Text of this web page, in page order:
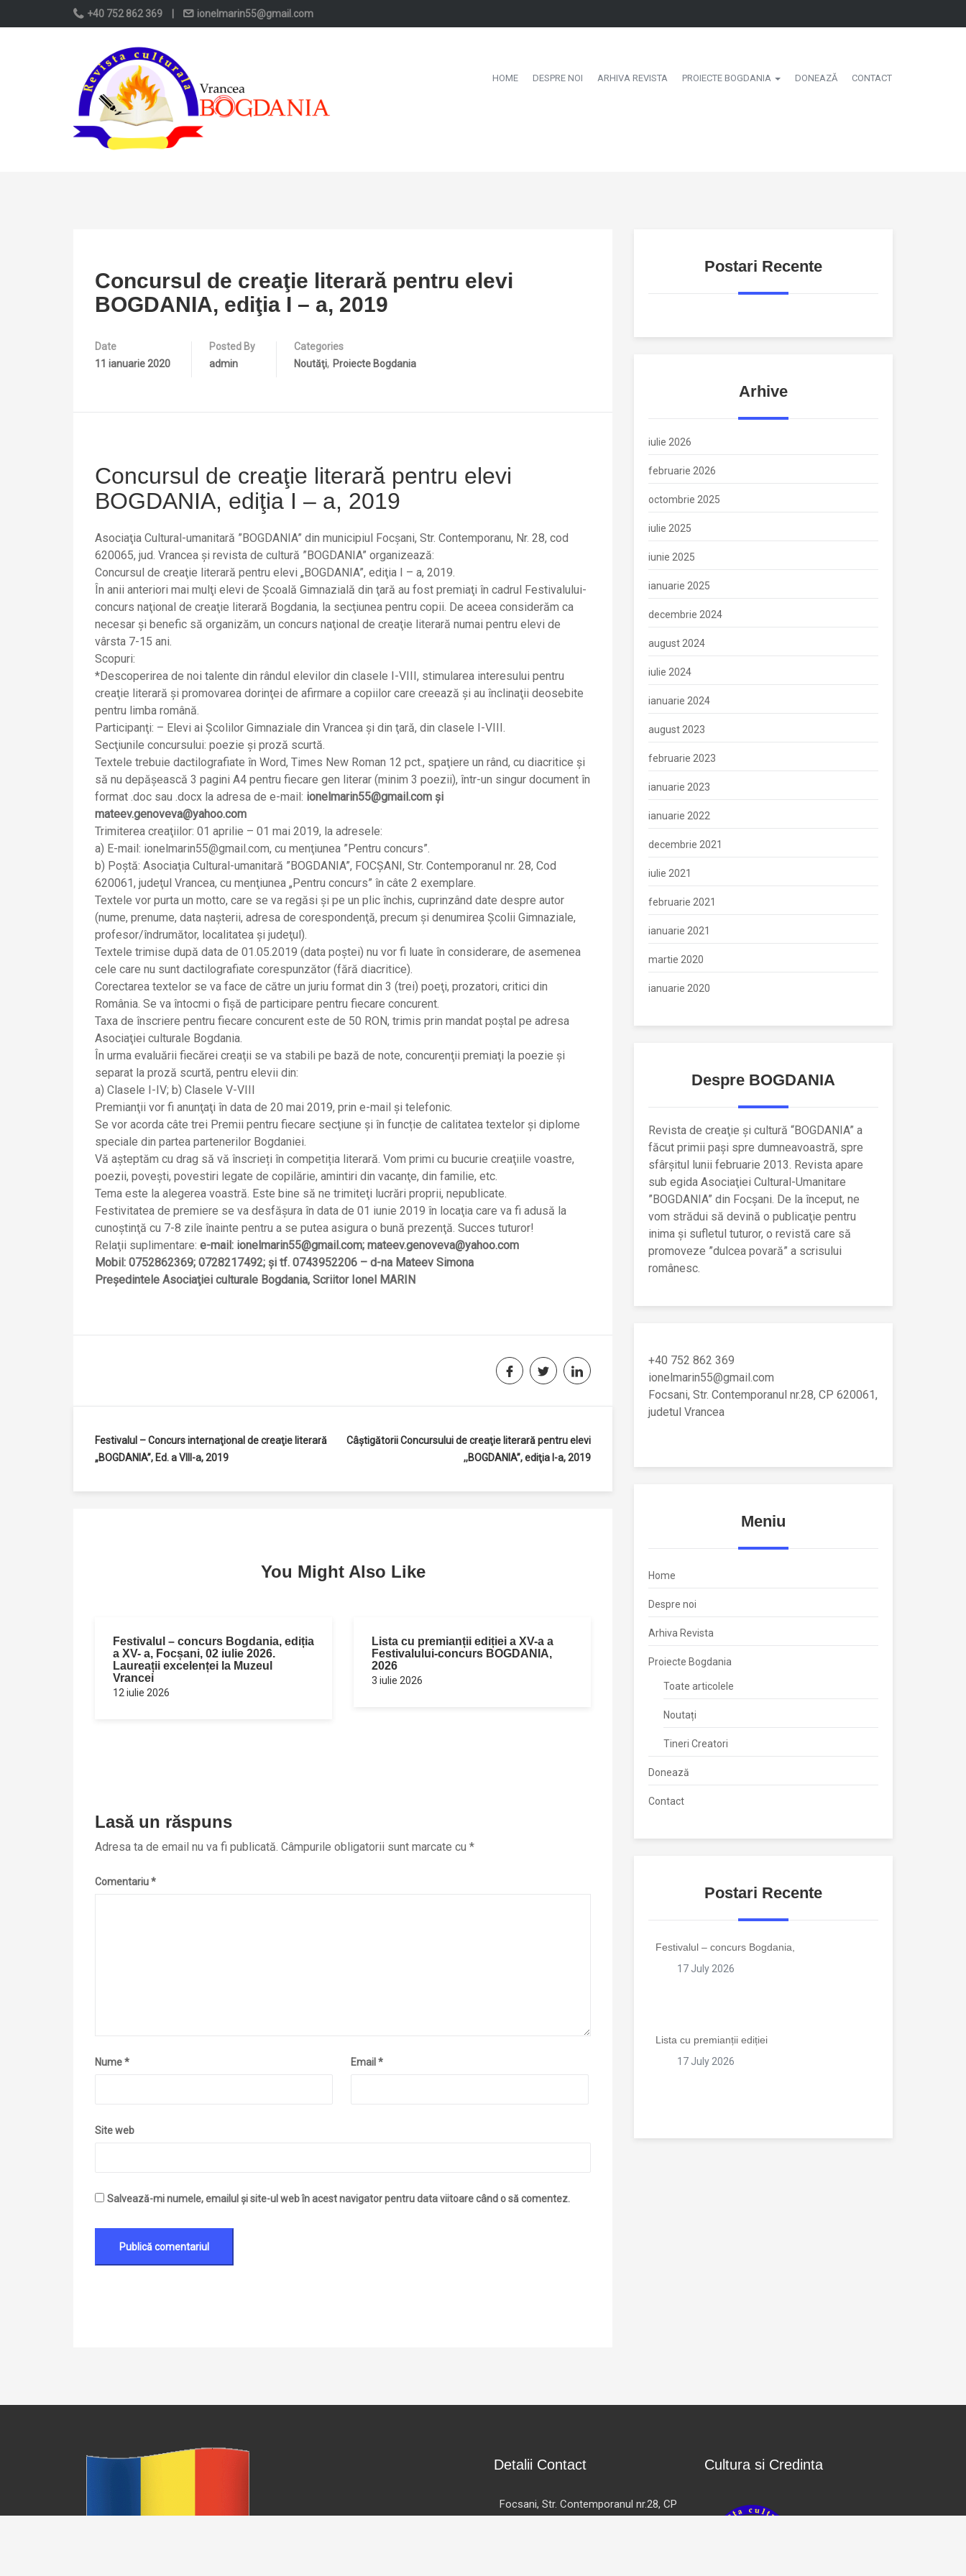
+40 752 862 369 ionelmarin55@gmail.com
HOME DESPRE NOI ARHIVA REVISTA PROIECTE BOGDANIA DONEAZĂ CONTACT
Concursul de creaţie literară pentru elevi
BOGDANIA, ediţia I – a, 2019
Date
11 ianuarie 2020
Posted By
admin
Categories
Noutăţi
Proiecte Bogdania
Concursul de creaţie literară pentru elevi
BOGDANIA, ediţia I – a, 2019
Asociaţia Cultural-umanitară ”BOGDANIA” din municipiul Focşani, Str. Contemporanu, Nr. 28, cod
620065, jud. Vrancea şi revista de cultură ”BOGDANIA” organizează:
Concursul de creaţie literară pentru elevi „BOGDANIA”, ediţia I – a, 2019.
În anii anteriori mai mulţi elevi de Şcoală Gimnazială din ţară au fost premiaţi în cadrul Festivalului-
concurs naţional de creaţie literară Bogdania, la secţiunea pentru copii. De aceea considerăm ca
necesar şi benefic să organizăm, un concurs naţional de creaţie literară numai pentru elevi de
vârsta 7-15 ani.
Scopuri:
*Descoperirea de noi talente din rândul elevilor din clasele I-VIII, stimularea interesului pentru
creaţie literară şi promovarea dorinţei de afirmare a copiilor care creează şi au înclinaţii deosebite
pentru limba română.
Participanţi: – Elevi ai Şcolilor Gimnaziale din Vrancea şi din ţară, din clasele I-VIII.
Secţiunile concursului: poezie şi proză scurtă.
Textele trebuie dactilografiate în Word, Times New Roman 12 pct., spaţiere un rând, cu diacritice şi
să nu depăşească 3 pagini A4 pentru fiecare gen literar (minim 3 poezii), într-un singur document în
format .doc sau .docx la adresa de e-mail: ionelmarin55@gmail.com şi
mateev.genoveva@yahoo.com
Trimiterea creaţiilor: 01 aprilie – 01 mai 2019, la adresele:
a) E-mail: ionelmarin55@gmail.com, cu menţiunea ”Pentru concurs”.
b) Poştă: Asociaţia Cultural-umanitară ”BOGDANIA”, FOCŞANI, Str. Contemporanul nr. 28, Cod
620061, judeţul Vrancea, cu menţiunea „Pentru concurs” în câte 2 exemplare.
Textele vor purta un motto, care se va regăsi şi pe un plic închis, cuprinzând date despre autor
(nume, prenume, data naşterii, adresa de corespondenţă, precum şi denumirea Şcolii Gimnaziale,
profesor/îndrumător, localitatea şi judeţul).
Textele trimise după data de 01.05.2019 (data poştei) nu vor fi luate în considerare, de asemenea
cele care nu sunt dactilografiate corespunzător (fără diacritice).
Corectarea textelor se va face de către un juriu format din 3 (trei) poeţi, prozatori, critici din
România. Se va întocmi o fişă de participare pentru fiecare concurent.
Taxa de înscriere pentru fiecare concurent este de 50 RON, trimis prin mandat poştal pe adresa
Asociaţiei culturale Bogdania.
În urma evaluării fiecărei creaţii se va stabili pe bază de note, concurenţii premiaţi la poezie şi
separat la proză scurtă, pentru elevii din:
a) Clasele I-IV; b) Clasele V-VIII
Premianţii vor fi anunţaţi în data de 20 mai 2019, prin e-mail şi telefonic.
Se vor acorda câte trei Premii pentru fiecare secţiune şi în funcție de calitatea textelor și diplome
speciale din partea partenerilor Bogdaniei.
Vă așteptăm cu drag să vă înscrieți în competiția literară. Vom primi cu bucurie creaţiile voastre,
poezii, poveşti, povestiri legate de copilărie, amintiri din vacanţe, din familie, etc.
Tema este la alegerea voastră. Este bine să ne trimiteţi lucrări proprii, nepublicate.
Festivitatea de premiere se va desfăşura în data de 01 iunie 2019 în locaţia care va fi adusă la
cunoştinţă cu 7-8 zile înainte pentru a se putea asigura o bună prezenţă. Succes tuturor!
Relaţii suplimentare: e-mail: ionelmarin55@gmail.com; mateev.genoveva@yahoo.com
Mobil: 0752862369; 0728217492; şi tf. 0743952206 – d-na Mateev Simona
Preşedintele Asociaţiei culturale Bogdania, Scriitor Ionel MARIN
Navigare
în
articole
Festivalul – Concurs internaţional de creaţie literară
„BOGDANIA”, Ed. a VIII-a, 2019
Câştigătorii Concursului de creaţie literară pentru elevi
,,BOGDANIA”, ediţia I-a, 2019
You Might Also Like
Festivalul – concurs Bogdania, ediția
a XV- a, Focșani, 02 iulie 2026.
Laureații excelenței la Muzeul
Vrancei
12 iulie 2026
Lista cu premianții ediției a XV-a a
Festivalului-concurs BOGDANIA,
2026
3 iulie 2026
Lasă un răspuns
Adresa ta de email nu va fi publicată. Câmpurile obligatorii sunt marcate cu *
Comentariu*
Nume* Email*
Site web
Salvează-mi numele, emailul și site-ul web în acest navigator pentru data viitoare când o să comentez.
Postari Recente
Arhive
iulie 2026
februarie 2026
octombrie 2025
iulie 2025
iunie 2025
ianuarie 2025
decembrie 2024
august 2024
iulie 2024
ianuarie 2024
august 2023
februarie 2023
ianuarie 2023
ianuarie 2022
decembrie 2021
iulie 2021
februarie 2021
ianuarie 2021
martie 2020
ianuarie 2020
Despre BOGDANIA
Revista de creaţie şi cultură “BOGDANIA” a
făcut primii paşi spre dumneavoastră, spre
sfârşitul lunii februarie 2013. Revista apare
sub egida Asociaţiei Cultural-Umanitare
”BOGDANIA” din Focşani. De la început, ne
vom strădui să devină o publicaţie pentru
inima şi sufletul tuturor, o revistă care să
promoveze ”dulcea povară” a scrisului
românesc.
+40 752 862 369
ionelmarin55@gmail.com
Focsani, Str. Contemporanul nr.28, CP 620061,
judetul Vrancea
Meniu
Home
Despre noi
Arhiva Revista
Proiecte Bogdania
Toate articolele
Noutați
Tineri Creatori
Donează
Contact
Postari Recente
Festivalul – concurs Bogdania,
17 July 2026
Lista cu premianții ediției
17 July 2026
Detalii Contact
Focsani, Str. Contemporanul nr.28, CP
Cultura si Credinta